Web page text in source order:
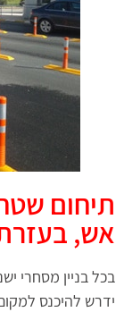
תיחום
אש,
בכל בניין מסחרי
ידרש להיכנס